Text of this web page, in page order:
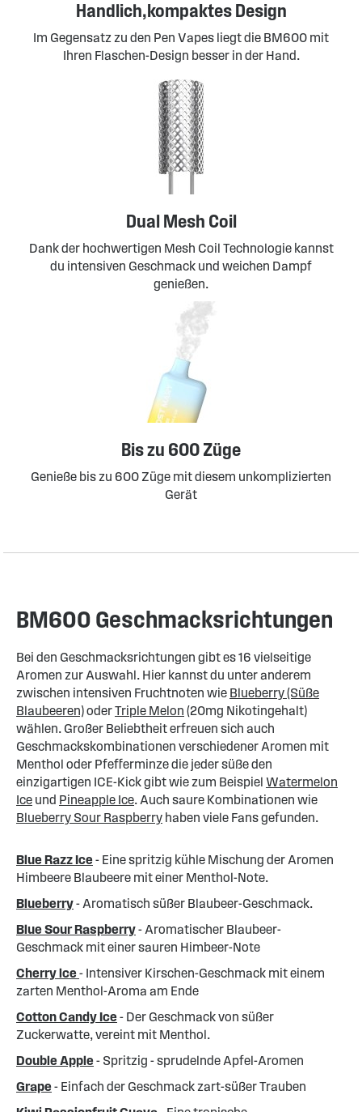
Handlich,kompaktes Design
Im Gegensatz zu den Pen Vapes liegt die BM600 mit
Ihren Flaschen-Design besser in der Hand.
Dual Mesh Coil
Dank der hochwertigen Mesh Coil Technologie kannst
du intensiven Geschmack und weichen Dampf
genießen.
Bis zu 600 Züge
Genieße bis zu 600 Züge mit diesem unkomplizierten
Gerät
BM600 Geschmacksrichtungen
Bei den Geschmacksrichtungen gibt es 16 vielseitige
Aromen zur Auswahl. Hier kannst du unter anderem
zwischen intensiven Fruchtnoten wie Blueberry (Süße
Blaubeeren)oderTriple Melon (20mg Nikotingehalt)
wählen. Großer Beliebtheit erfreuen sich auch
Geschmackskombinationen verschiedener Aromen mit
Menthol oder Pfefferminze die jeder süße den
einzigartigen ICE-Kick gibt wie zum Beispiel Watermelon
Ice und Pineapple Ice. Auch saure Kombinationen wie
Blueberry Sour Raspberry haben viele Fans gefunden.
Blue Razz Ice- Eine spritzig kühle Mischung der Aromen
Himbeere Blaubeere mit einer Menthol-Note.
Blueberry- Aromatisch süßer Blaubeer-Geschmack.
Blue Sour Raspberry- Aromatischer Blaubeer-
Geschmack mit einer sauren Himbeer-Note
Cherry lce- Intensiver Kirschen-Geschmack mit einem
zarten Menthol-Aroma am Ende
Cotton Candy Ice- Der Geschmack von süßer
Zuckerwatte, vereint mit Menthol.
Double Apple- Spritzig - sprudelnde Apfel-Aromen
Grape- Einfach der Geschmack zart-süßer Trauben